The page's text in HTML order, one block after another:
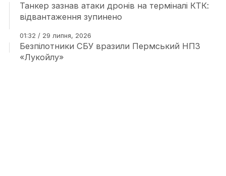
Танкер зазнав атаки дронів на терміналі КТК:
відвантаження зупинено
01:32 / 29 липня, 2026
Безпілотники СБУ вразили Пермський НПЗ
«Лукойлу»